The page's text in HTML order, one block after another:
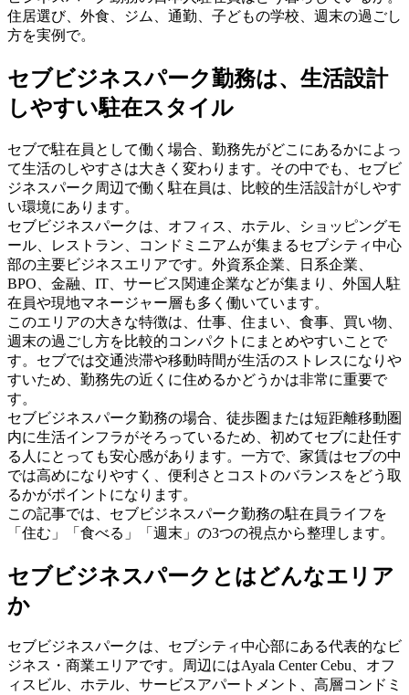
住居選び、外食、ジム、通勤、子どもの学校、週末の過ごし
方を実例で。
セブビジネスパーク勤務は、生活設計
しやすい駐在スタイル
セブで駐在員として働く場合、勤務先がどこにあるかによっ
て生活のしやすさは大きく変わります。その中でも、セブビ
ジネスパーク周辺で働く駐在員は、比較的生活設計がしやす
い環境にあります。
セブビジネスパークは、オフィス、ホテル、ショッピングモ
ール、レストラン、コンドミニアムが集まるセブシティ中心
部の主要ビジネスエリアです。外資系企業、日系企業、
BPO、金融、IT、サービス関連企業などが集まり、外国人駐
在員や現地マネージャー層も多く働いています。
このエリアの大きな特徴は、仕事、住まい、食事、買い物、
週末の過ごし方を比較的コンパクトにまとめやすいことで
す。セブでは交通渋滞や移動時間が生活のストレスになりや
すいため、勤務先の近くに住めるかどうかは非常に重要で
す。
セブビジネスパーク勤務の場合、徒歩圏または短距離移動圏
内に生活インフラがそろっているため、初めてセブに赴任す
る人にとっても安心感があります。一方で、家賃はセブの中
では高めになりやすく、便利さとコストのバランスをどう取
るかがポイントになります。
この記事では、セブビジネスパーク勤務の駐在員ライフを
「住む」「食べる」「週末」の3つの視点から整理します。
セブビジネスパークとはどんなエリア
か
セブビジネスパークは、セブシティ中心部にある代表的なビ
ジネス・商業エリアです。周辺にはAyala Center Cebu、オフ
ィスビル、ホテル、サービスアパートメント、高層コンドミ